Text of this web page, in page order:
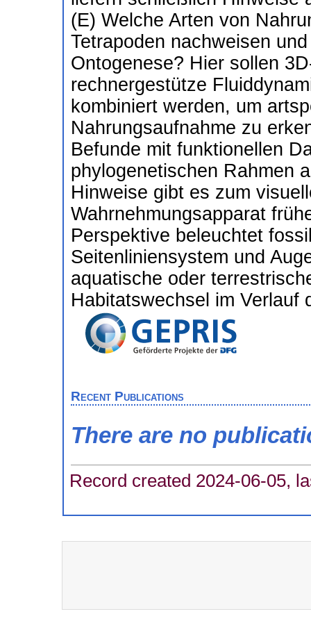
(E) Welche Arten von
Tetrapoden nachweisen
Ontogenese? Hier sollen
rechnergestütze
kombiniert werden, um
Nahrungsaufnahme zu
Befunde mit funktionellen
phylogenetischen Rahmen
Hinweise gibt es zum
Wahrnehmungsapparat
Perspektive beleuchtet
Seitenliniensystem und
aquatische oder
Habitatswechsel im Verlauf
Recent Publications
There are no
Record created 2024-06-05,